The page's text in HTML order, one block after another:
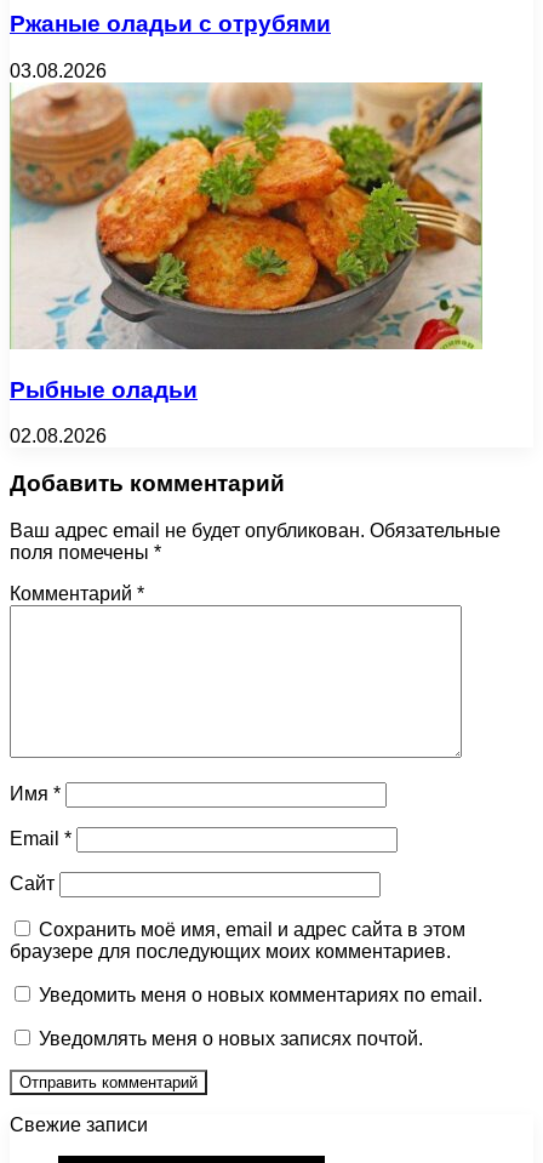
Ржаные оладьи с отрубями
03.08.2026
Рыбные оладьи
02.08.2026
Добавить комментарий
Ваш адрес email не будет опубликован. Обязательные
поля помечены *
Комментарий *
Имя *
Email *
Сайт
Сохранить моё имя, email и адрес сайта в этом
браузере для последующих моих комментариев.
Уведомить меня о новых комментариях по email.
Уведомлять меня о новых записях почтой.
Свежие записи